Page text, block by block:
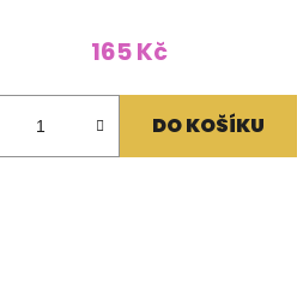
165 Kč
DO KOŠÍKU